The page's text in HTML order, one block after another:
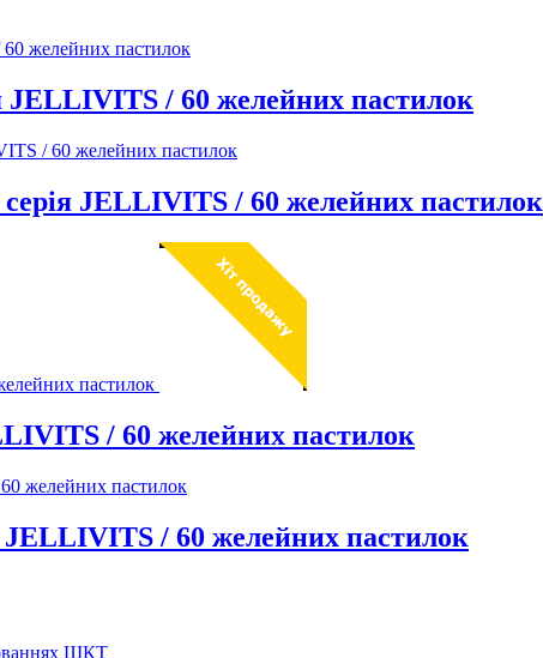
/ 60 желейних пастилок
JELLIVITS / 60 желейних пастилок
/ 60 желейних пастилок
/ 60 желейних пастилок
ШКТ